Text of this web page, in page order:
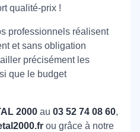
qualité-prix !
professionnels réalisent
et sans obligation
précisément les
que le budget
2000 au 03 52 74 08 60,
ou grâce à notre